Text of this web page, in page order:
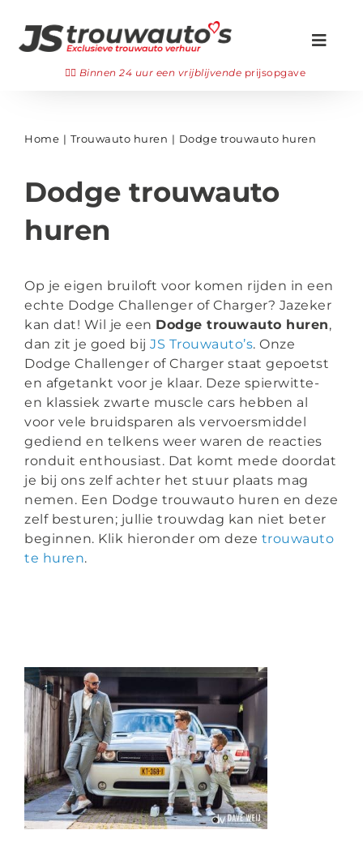
naar
inhoud
👉🏻 Offerte aanvragen
Bezichtigen
WhatsApp ons
+31 6 223 921 69
info@jstrouwautos.nl
👉🏻 Binnen 24 uur een vrijblijvende prijsopgave
Home Trouwauto huren Dodge trouwauto huren
Dodge trouwauto
huren
Op je eigen bruiloft voor komen rijden in een
echte Dodge Challenger of Charger? Jazeker
kan dat! Wil je een Dodge trouwauto huren,
dan zit je goed bij JS Trouwauto’s. Onze
Dodge Challenger of Charger staat gepoetst
en afgetankt voor je klaar. Deze spierwitte-
en klassiek zwarte muscle cars hebben al
voor vele bruidsparen als vervoersmiddel
gediend en telkens weer waren de reacties
ronduit enthousiast. Dat komt mede doordat
je bij ons zelf achter het stuur plaats mag
nemen. Een Dodge trouwauto huren en deze
zelf besturen; jullie trouwdag kan niet beter
beginnen. Klik hieronder om deze trouwauto
te huren.